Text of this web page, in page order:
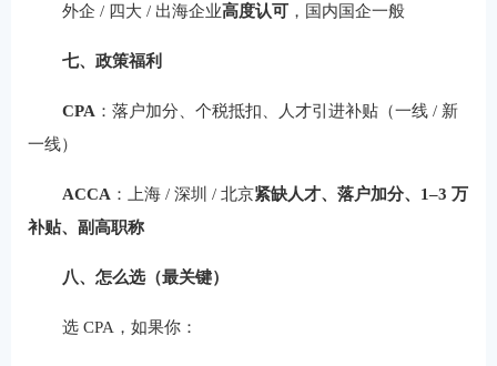
外企 / 四大 / 出海企业高度认可，国内国企一般
七、政策福利
CPA ：落户加分、个税抵扣、人才引进补贴（一线 / 新
一线）
ACCA ：上海 / 深圳 / 北京紧缺人才、落户加分、1–3 万
补贴、副高职称
八、怎么选（最关键）
选 CPA，如果你：